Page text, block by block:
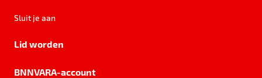
Sluit je aan
Lid worden
BNNVARA-account